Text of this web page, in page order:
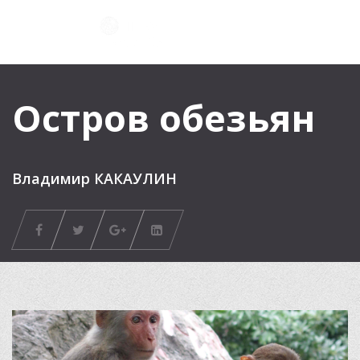
Остров обезьян
Владимир КАКАУЛИН